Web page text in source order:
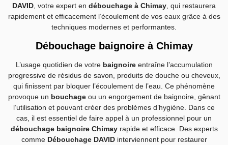
DAVID , votre expert en débouchage à Chimay , qui restaurera
rapidement et efficacement l’écoulement de vos eaux grâce à des
techniques modernes et performantes.
Débouchage baignoire à Chimay
L’usage quotidien de votre baignoireentraîne l’accumulation
progressive de résidus de savon, produits de douche ou cheveux,
qui finissent par bloquer l’écoulement de l’eau. Ce phénomène
provoque un bouchageou un engorgement de baignoire, gênant
l’utilisation et pouvant créer des problèmes d’hygiène. Dans ce
cas, il est essentiel de faire appel à un professionnel pour un
débouchage baignoire Chimayrapide et efficace. Des experts
comme Débouchage DAVIDinterviennent pour restaurer